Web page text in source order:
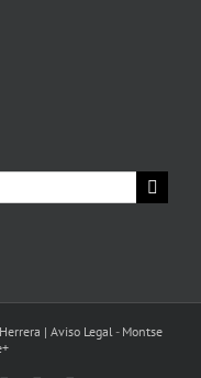
| Aviso Legal - Montse